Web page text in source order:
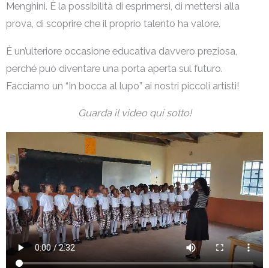
Menghini. È la possibilità di esprimersi, di mettersi alla
prova, di scoprire che il proprio talento ha valore.
È un’ulteriore occasione educativa davvero preziosa,
perché può diventare una porta aperta sul futuro.
Facciamo un “In bocca al lupo” ai nostri piccoli artisti!
Guarda il video qui sotto!